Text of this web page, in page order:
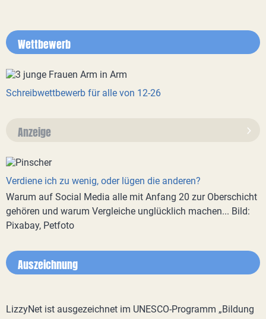
Wettbewerb
Schreibwettbewerb für alle von 12-26
Anzeige
Verdiene ich zu wenig, oder lügen die anderen?
Warum auf Social Media alle mit Anfang 20 zur Oberschicht
gehören und warum Vergleiche unglücklich machen... Bild:
Pixabay, Petfoto
Auszeichnung
LizzyNet ist ausgezeichnet im UNESCO-Programm „Bildung